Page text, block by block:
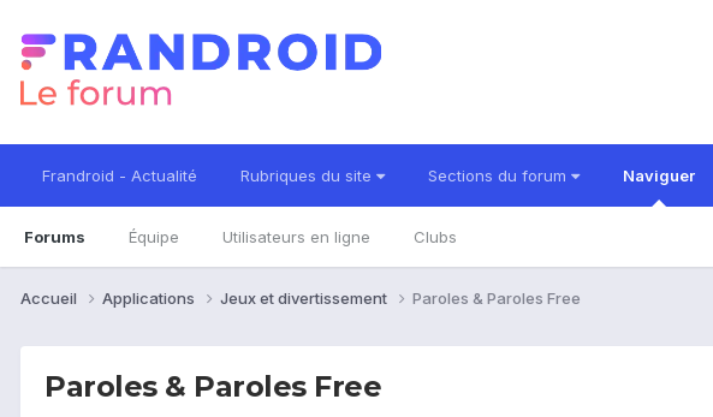
Frandroid - Actualité Rubriques du site Sections du forum Naviguer
Forums Équipe Utilisateurs en ligne Clubs
Accueil Applications Jeux et divertissement Paroles & Paroles Free
Paroles & Paroles Free